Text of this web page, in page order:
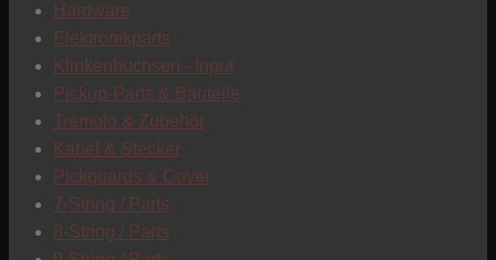
Hardware
Elektronikparts
Klinkenbuchsen - Input
Pickup-Parts & Bauteile
Tremolo & Zubehör
Kabel & Stecker
Pickguards & Cover
7-String / Parts
8-String / Parts